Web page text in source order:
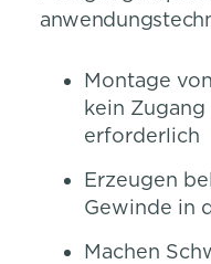
Montage
kein
erforderlich
Erzeugen
Gewinde in
Machen